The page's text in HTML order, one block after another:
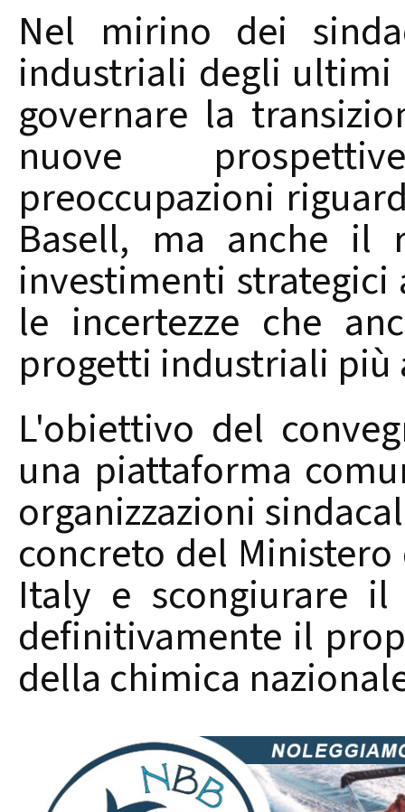
Nel mirino dei
industriali degli
governare la
nuove
preoccupazioni
Basell, ma anche il
investimenti
le incertezze che
progetti industriali più
L'obiettivo del
una piattaforma
organizzazioni
concreto del
Italy e scongiurare
definitivamente il
della chimica